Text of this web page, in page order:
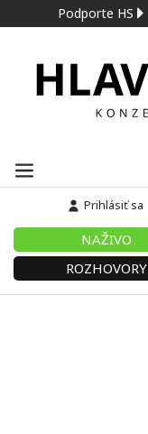
Podporte HS
Prihlásiť sa
NAŽIVO
ROZHOVORY